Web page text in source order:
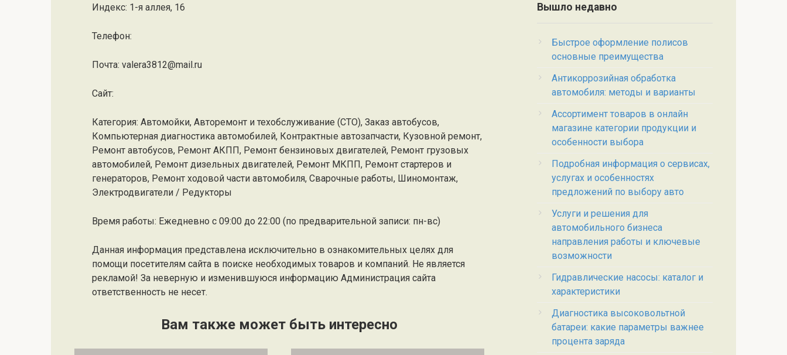
Индекс: 1-я аллея, 16
Телефон:
Почта: valera3812@mail.ru
Cайт:
Категория: Автомойки, Авторемонт и техобслуживание (СТО), Заказ автобусов,
Компьютерная диагностика автомобилей, Контрактные автозапчасти, Кузовной ремонт,
Ремонт автобусов, Ремонт АКПП, Ремонт бензиновых двигателей, Ремонт грузовых
автомобилей, Ремонт дизельных двигателей, Ремонт МКПП, Ремонт стартеров и
генераторов, Ремонт ходовой части автомобиля, Сварочные работы, Шиномонтаж,
Электродвигатели / Редукторы
Время работы: Ежедневно с 09:00 до 22:00 (по предварительной записи: пн-вс)
Данная информация представлена исключительно в ознакомительных целях для
помощи посетителям сайта в поиске необходимых товаров и компаний. Не является
рекламой! За неверную и изменившуюся информацию Администрация сайта
ответственность не несет.
Вам также может быть интересно
Вышло недавно
Быстрое оформление полисов
основные преимущества
Антикоррозийная обработка
автомобиля: методы и варианты
Ассортимент товаров в онлайн
магазине категории продукции и
особенности выбора
Подробная информация о сервисах,
услугах и особенностях
предложений по выбору авто
Услуги и решения для
автомобильного бизнеса
направления работы и ключевые
возможности
Гидравлические насосы: каталог и
характеристики
Диагностика высоковольтной
батареи: какие параметры важнее
процента заряда